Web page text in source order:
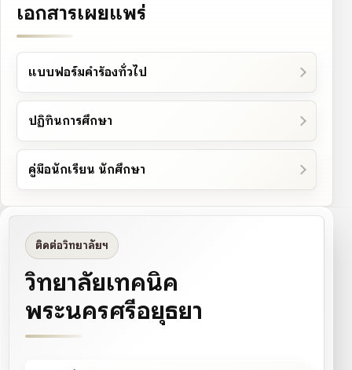
เอกสารเผยแพร่
แบบฟอร์มคำร้องทั่วไป
ปฏิทินการศึกษา
คู่มือนักเรียน นักศึกษา
ติดต่อวิทยาลัยฯ
วิทยาลัยเทคนิค
พระนครศรีอยุธยา